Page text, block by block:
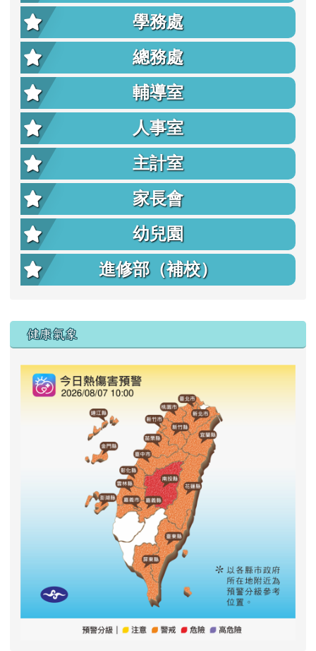
學務處
總務處
輔導室
人事室
主計室
家長會
幼兒園
進修部（補校）
右邊區域內容
健康氣象